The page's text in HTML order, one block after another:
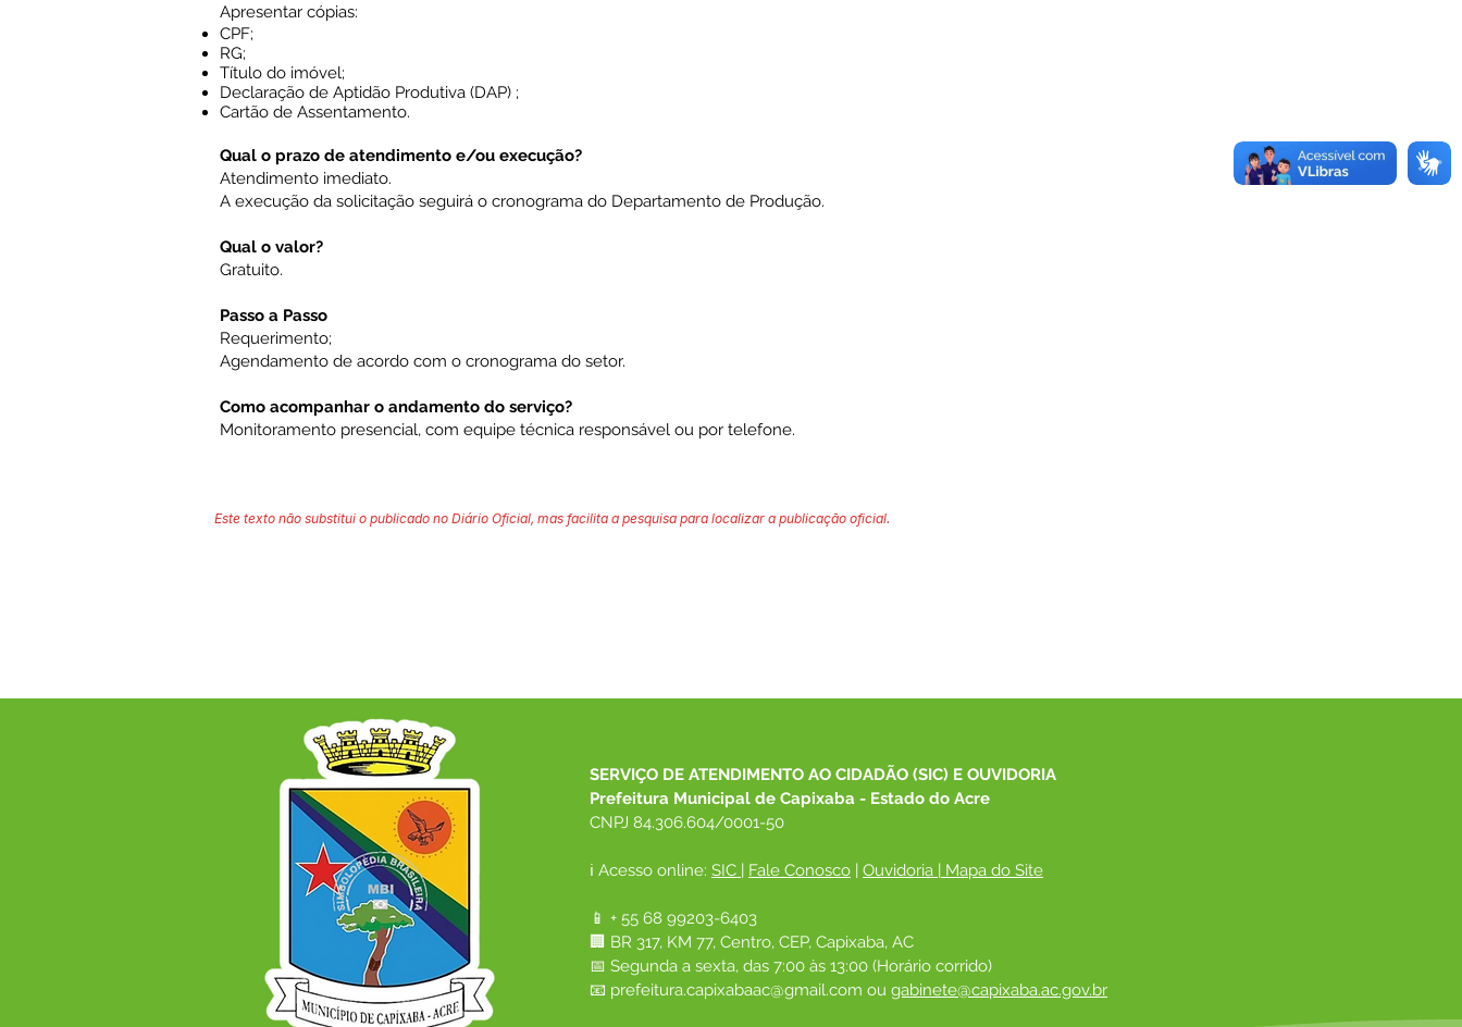
Apresentar cópias:
CPF;
RG;
Título do imóvel;
Declaração de Aptidão Produtiva (DAP) ;
Cartão de Assentamento.
Qual o prazo de atendimento e/ou execução?
Atendimento imediato.
A execução da solicitação seguirá o cronograma do Departamento de Produção.
Qual o valor?
Gratuito.
Passo a Passo
Requerimento;
Agendamento de acordo com o cronograma do setor.
Como acompanhar o andamento do serviço?
Monitoramento presencial, com equipe técnica responsável ou por telefone.
Este texto não substitui o publicado no Diário Oficial, mas facilita a pesquisa para localizar a publicação oficial.
SERVIÇO DE ATENDIMENTO AO CIDADÃO (SIC) E OUVIDORIA
Prefeitura Municipal de Capixaba - Estado do Acre
CNPJ 84.306.604/0001-50
ℹ️ Acesso online: SIC | Fale Conosco | Ouvidoria | Mapa do Site
📱 + 55 68 99203-6403
🏢 BR 317, KM 77, Centro, CEP, Capixaba, AC
📅 Segunda a sexta, das 7:00 às 13:00 (Horário corrido)
📧 prefeitura.capixabaac@gmail.com ou gabinete@capixaba.ac.gov.br